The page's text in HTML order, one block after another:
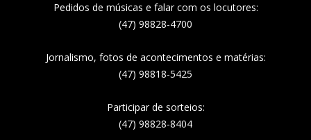
Pedidos de músicas e falar com os locutores:
(47) 98828-4700
Jornalismo, fotos de acontecimentos e matérias:
(47) 98818-5425
Participar de sorteios:
(47) 98828-8404